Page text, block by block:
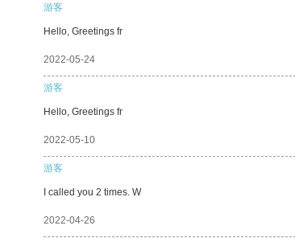
游客
Hello, Greetings fr
2022-05-24
游客
Hello, Greetings fr
2022-05-10
游客
I called you 2 times. W
2022-04-26